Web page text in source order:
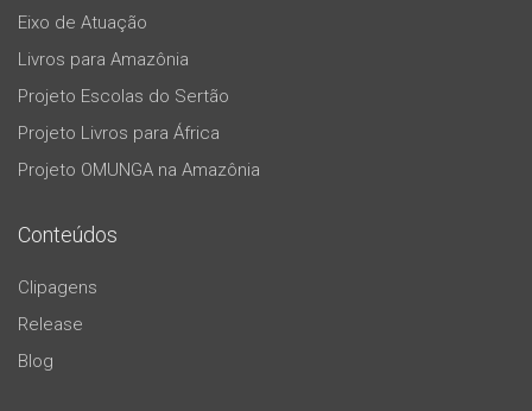
Eixo de Atuação
Livros para Amazônia
Projeto Escolas do Sertão
Projeto Livros para África
Projeto OMUNGA na Amazônia
Conteúdos
Clipagens
Release
Blog